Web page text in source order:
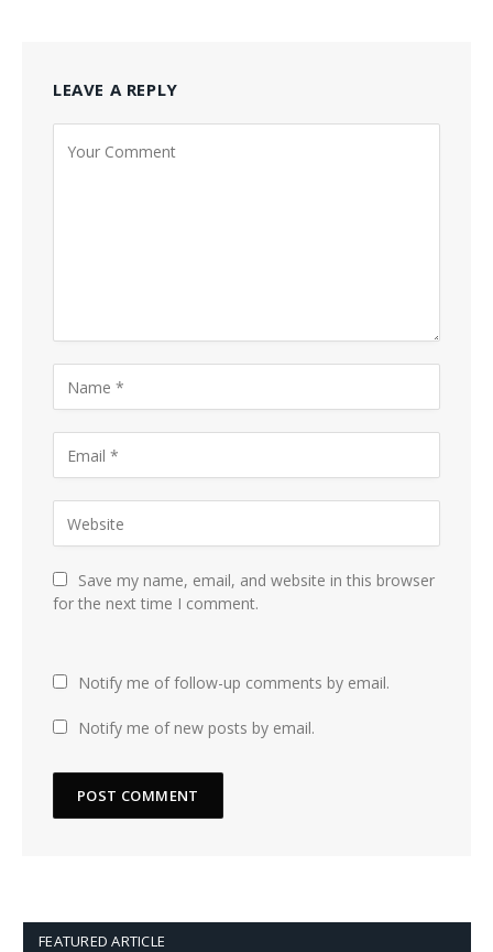
LEAVE A REPLY
Save my name, email, and website in this browser
for the next time I comment.
Notify me of follow-up comments by email.
Notify me of new posts by email.
FEATURED ARTICLE